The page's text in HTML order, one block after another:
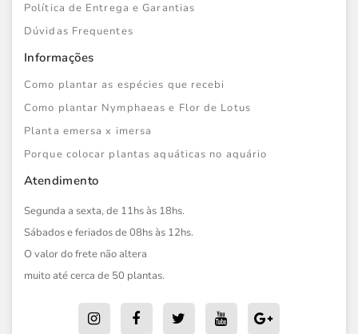
Política de Entrega e Garantias
Dúvidas Frequentes
Informações
Como plantar as espécies que recebi
Como plantar Nymphaeas e Flor de Lotus
Planta emersa x imersa
Porque colocar plantas aquáticas no aquário
Atendimento
Segunda a sexta, de 11hs às 18hs.
Sábados e feriados de 08hs às 12hs.
O valor do frete não altera
muito até cerca de 50 plantas.